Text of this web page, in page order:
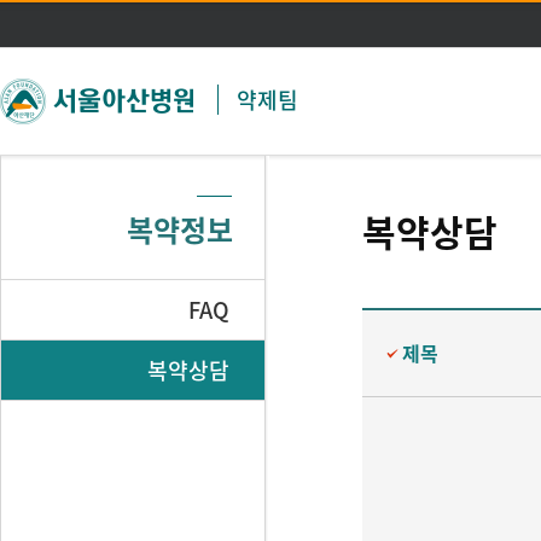
주메뉴 바로가기
본문 바로가기
약제팀
복약정보
FAQ
복약상담
복약상담
제목